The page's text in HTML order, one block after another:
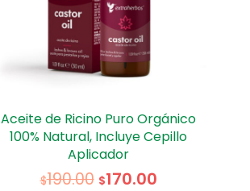
Aceite de Ricino Puro Orgánico
100% Natural, Incluye Cepillo
Aplicador
$190.00 $170.00